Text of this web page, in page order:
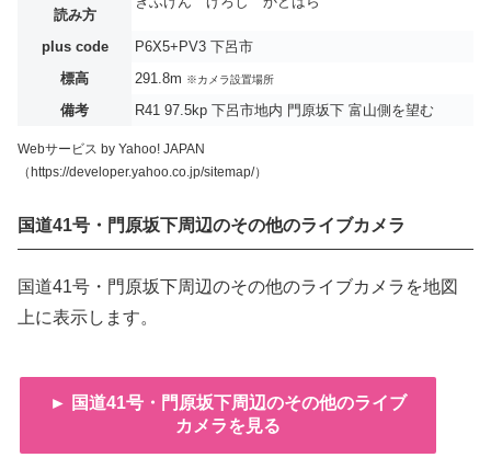
読み方
plus code
P6X5+PV3 下呂市
標高
291.8m ※カメラ設置場所
備考 R41 97.5kp 下呂市地内 門原坂下 富山側を望む
Webサービス by Yahoo! JAPAN
（https://developer.yahoo.co.jp/sitemap/）
国道41号・門原坂下周辺のその他のライブカメラ
国道41号・門原坂下周辺のその他のライブカメラを地図
上に表示します。
► 国道41号・門原坂下周辺のその他のライブ
カメラを見る